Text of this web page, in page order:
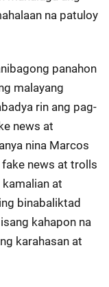
na patuloy
panahon
malayang
rin ang pag-
news at
nina Marcos
news at trolls
at
binabaliktad
kahapon na
karahasan at